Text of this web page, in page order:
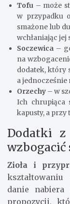
Tofu – może
w przypadku
smażone lub
wchłaniając jej
Soczewica –
na
dodatek, który
a
Orzechy – w
Ich chrupiąca
kapusty, a
Dodatki
wzbogacić
Zioła i
danie
propozycji,